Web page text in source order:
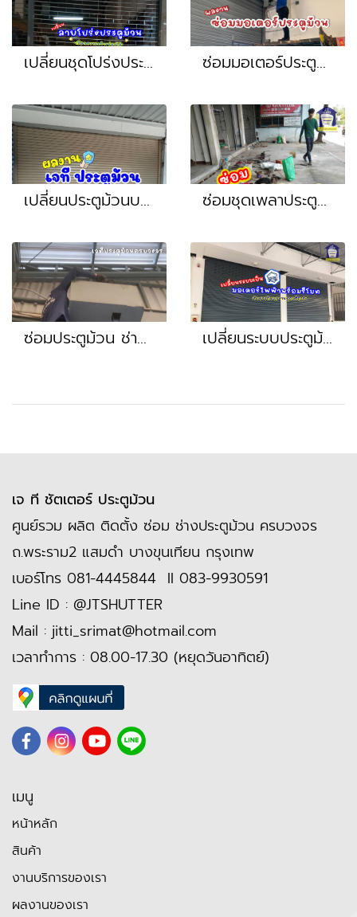
เปลี่ยนชุดโปร่งประตูม้วน เปลี่ยนเสารางประตูม้วน ซ่อมเพลายกหนัก หน้างาน จรัญสนิทวงศ์ ปิ่นเกล้า พรานนก บรมราชนี ซ่อมมอเตอร์ประตูม้วน ใช้งานไม่ได้ กดไม่ได้ หน้างาน โพธิแจ้ บางบอน พระราม2 สมุทรสาคร บางน้ำจืด กระทุ่มแบน
เปลี่ยนประตูม้วนบานแบ่งเป็นประตูม้วนบานเต็ม หน้างาน รามคำแหง เสรีไทย นวมินทร์ ซ่อมชุดเพลาประตูม้วน ยกหนัก เปลี่ยนอะไหล่เพลา หน้างาน สมุทรสาคร พุทธมณฑล นครปฐม
ซ่อมประตูม้วน ช่างประตูม้วน เปลี่ยนชุดรีโมทมอเตอร์ประตูม้วนครบชุด หน้างาน พระราม9 รามคำแหง ลาดพร้าว เปลี่ยนระบบประตูม้วนเป็นมอเตอร์ไฟฟ้ารีโมท หน้างาน บางนา กิ่งแก้ว ชลบุรี ลาดกระบัง
เจ ที ชัตเตอร์ ประตูม้วน
ศูนย์รวม ผลิต ติดตั้ง ซ่อม ช่างประตูม้วน ครบวงจร
ถ.พระราม2 แสมดำ บางขุนเทียน กรุงเทพ
เบอร์โทร 081-4445844 II 083-9930591
Line ID : @JTSHUTTER
Mail : jitti_srimat@hotmail.com
เวลาทำการ : 08.00-17.30 (หยุดวันอาทิตย์)
เมนู
หน้าหลัก
สินค้า
งานบริการของเรา
ผลงานของเรา